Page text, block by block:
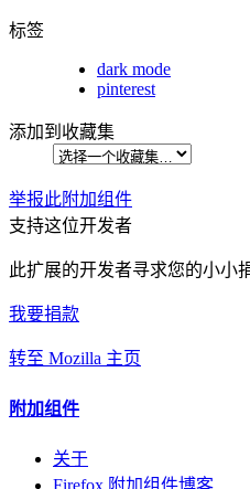
标签
dark mode
pinterest
添加到收藏集
举报此附加组件
支持这位开发者
此扩展的开发者寻求您的小小
我要捐款
转至 Mozilla 主页
附加组件
关于
Firefox 附加组件博客